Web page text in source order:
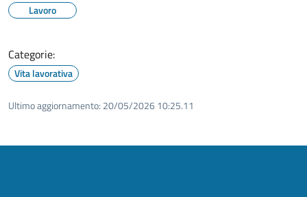
Lavoro
Categorie:
Vita lavorativa
Ultimo aggiornamento: 20/05/2026 10:25.11